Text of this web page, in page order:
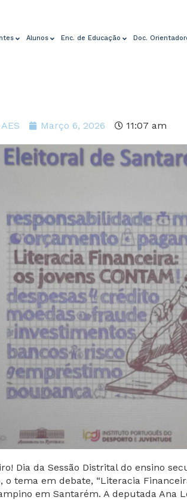
Alunos Enc. de Educação Doc.
Março 6, 2026 11:07 am
Dia da Sessão Distrital do ensino
o tema em debate, “Literacia
em Santarém. A deputada Ana